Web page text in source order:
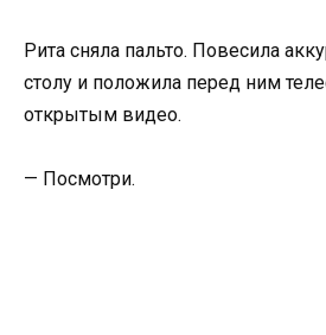
Рита сняла пальто. Повесила
столу и положила перед ним
открытым видео.
— Посмотри.